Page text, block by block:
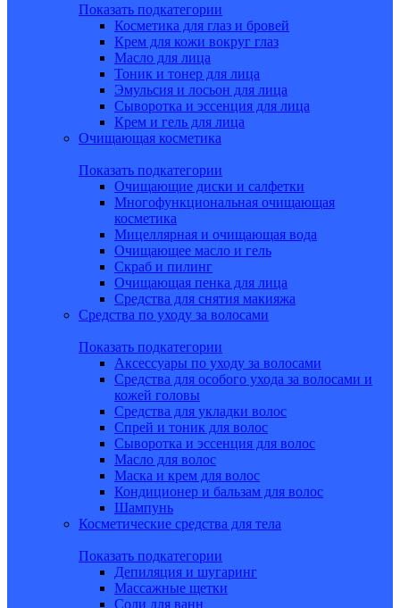
Показать подкатегории
Косметика для глаз и бровей
Крем для кожи вокруг глаз
Масло для лица
Тоник и тонер для лица
Эмульсия и лосьон для лица
Сыворотка и эссенция для лица
Крем и гель для лица
Очищающая косметика
Показать подкатегории
Очищающие диски и салфетки
Многофункциональная очищающая
косметика
Мицеллярная и очищающая вода
Очищающее масло и гель
Скраб и пилинг
Очищающая пенка для лица
Средства для снятия макияжа
Средства по уходу за волосами
Показать подкатегории
Аксессуары по уходу за волосами
Средства для особого ухода за волосами и
кожей головы
Средства для укладки волос
Спрей и тоник для волос
Сыворотка и эссенция для волос
Масло для волос
Маска и крем для волос
Кондиционер и бальзам для волос
Шампунь
Косметические средства для тела
Показать подкатегории
Депиляция и шугаринг
Массажные щетки
Соли для ванн